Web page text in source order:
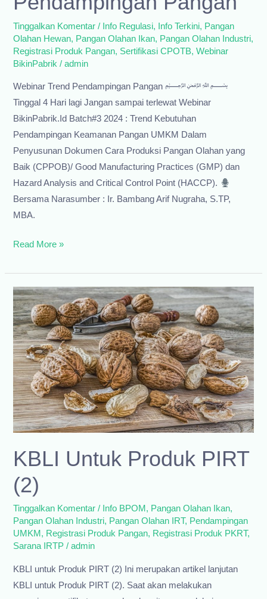
Tinggalkan Komentar / Info Regulasi, Info Terkini, Pangan
Olahan Hewan, Pangan Olahan Ikan, Pangan Olahan Industri,
Registrasi Produk Pangan, Sertifikasi CPOTB,Webinar
BikinPabrik /admin
Webinar Trend Pendampingan Pangan ﷽
Tinggal 4 Hari lagi Jangan sampai terlewat Webinar
BikinPabrik.Id Batch#3 2024 : Trend Kebutuhan
Pendampingan Keamanan Pangan UMKM Dalam
Penyusunan Dokumen Cara Produksi Pangan Olahan yang
Baik (CPPOB)/ Good Manufacturing Practices (GMP) dan
Hazard Analysis and Critical Control Point (HACCP).
Bersama Narasumber : Ir. Bambang Arif Nugraha, S.TP,
MBA.
Webinar
Pendampingan
Pangan
Read More »
KBLI Untuk Produk PIRT
(2)
Tinggalkan Komentar / Info BPOM , Pangan Olahan Ikan,
Pangan Olahan Industri, Pangan Olahan IRT, Pendampingan
UMKM , Registrasi Produk Pangan, Registrasi Produk PKRT,
Sarana IRTP /admin
KBLI untuk Produk PIRT (2) Ini merupakan artikel lanjutan
KBLI untuk Produk PIRT (2). Saat akan melakukan